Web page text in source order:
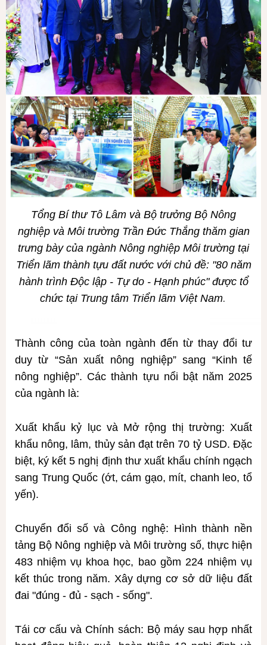
Tổng Bí thư Tô Lâm và Bộ trưởng Bộ Nông
nghiệp và Môi trường Trần Đức Thắng thăm gian
trưng bày của ngành Nông nghiệp Môi trường tại
Triển lãm thành tựu đất nước với chủ đề: "80 năm
hành trình Độc lập - Tự do - Hạnh phúc" được tổ
chức tại Trung tâm Triển lãm Việt Nam.
Thành công của toàn ngành đến từ thay đổi tư
duy từ “Sản xuất nông nghiệp” sang “Kinh tế
nông nghiệp”. Các thành tựu nổi bật năm 2025
của ngành là:
Xuất khẩu kỷ lục và Mở rộng thị trường: Xuất
khẩu nông, lâm, thủy sản đạt trên 70 tỷ USD. Đặc
biệt, ký kết 5 nghị định thư xuất khẩu chính ngạch
sang Trung Quốc (ớt, cám gạo, mít, chanh leo, tổ
yến).
Chuyển đổi số và Công nghệ: Hình thành nền
tảng Bộ Nông nghiệp và Môi trường số, thực hiện
483 nhiệm vụ khoa học, bao gồm 224 nhiệm vụ
kết thúc trong năm. Xây dựng cơ sở dữ liệu đất
đai "đúng - đủ - sạch - sống".
Tái cơ cấu và Chính sách: Bộ máy sau hợp nhất